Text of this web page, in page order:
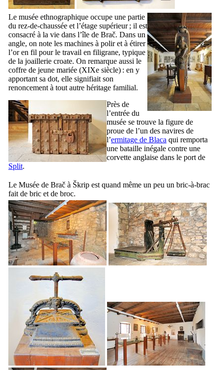
Le musée ethnographique occupe une partie
du rez-de-chaussée et l’étage supérieur ; il est
consacré à la vie dans l’île de Brač. Dans un
angle, on note les machines à polir et à étirer
l’or en fil pour le travail en filigrane, typique
de la joaillerie croate. On remarque aussi le
coffre de jeune mariée (XIXe siècle) : en y
apportant sa dot, elle signifiait son
renoncement à tout autre héritage familial.
Près de
l’entrée du
musée se trouve la figure de
proue de l’un des navires de
l’ermitage de Blaca qui remporta
une bataille inégale contre une
corvette anglaise dans le port de
Split.
Le Musée de Brač à Škrip est quand même un peu un bric-à-brac
fait de bric et de broc.